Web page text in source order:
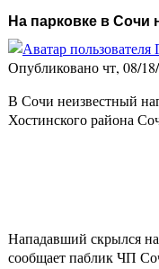
На парковке в
Опубликовано чт, 08/
В Сочи неизвестный
Хостинского района
Нападавший скрылся
сообщает паблик ЧП